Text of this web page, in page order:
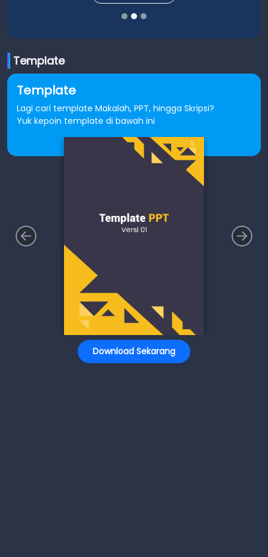
Template
Template
Lagi cari template Makalah, PPT, hingga Skripsi?
Yuk kepoin template di bawah ini
Download Sekarang